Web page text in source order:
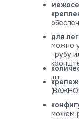
для
можно
трубу
шт
можем